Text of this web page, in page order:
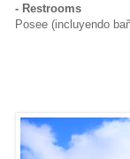
- Restrooms
Posee (incluyendo